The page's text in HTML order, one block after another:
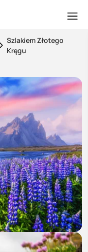
Szlakiem Złotego
Kręgu